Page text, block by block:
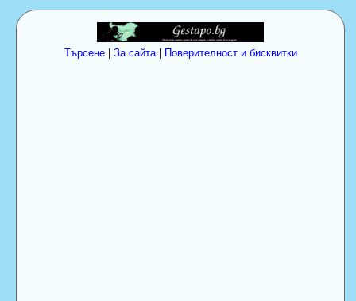
Търсене| За сайта| Поверителност и бисквитки